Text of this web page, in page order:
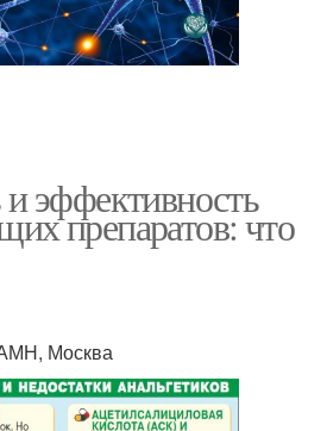
и эффективность
препаратов: что
Москва